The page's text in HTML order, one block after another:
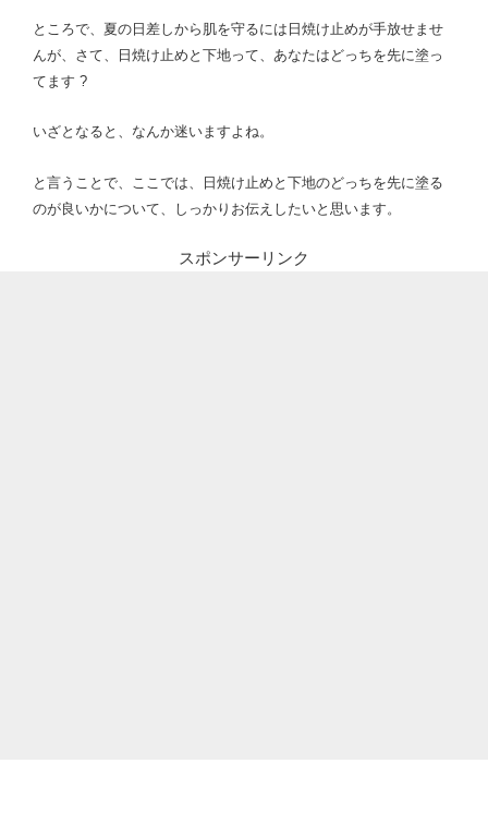
ところで、夏の日差しから肌を守るには日焼け止めが手放せませ
んが、さて、日焼け止めと下地って、あなたはどっちを先に塗っ
てます ?
いざとなると、なんか迷いますよね。
と言うことで、ここでは、日焼け止めと下地のどっちを先に塗る
のが良いかについて、しっかりお伝えしたいと思います。
スポンサーリンク